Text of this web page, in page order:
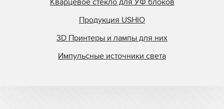
Продукция USHIO
3D Принтеры и лампы для них
Импульсные источники света